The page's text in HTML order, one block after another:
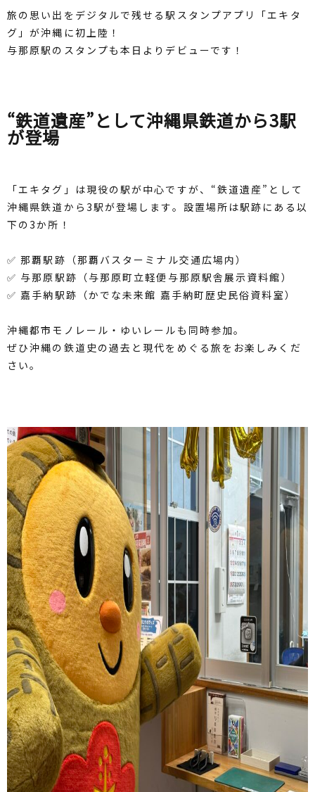
旅の思い出をデジタルで残せる駅スタンプアプリ「エキタ
グ」が沖縄に初上陸！
与那原駅のスタンプも本日よりデビューです！
“鉄道遺産”として沖縄県鉄道から3駅
が登場
「エキタグ」は現役の駅が中心ですが、“鉄道遺産”として
沖縄県鉄道から3駅が登場します。設置場所は駅跡にある以
下の3か所！
✅ 那覇駅跡（那覇バスターミナル交通広場内）
✅ 与那原駅跡（与那原町立軽便与那原駅舎展示資料館）
✅ 嘉手納駅跡（かでな未来館 嘉手納町歴史民俗資料室）
沖縄都市モノレール・ゆいレールも同時参加。
ぜひ沖縄の鉄道史の過去と現代をめぐる旅をお楽しみくだ
さい。